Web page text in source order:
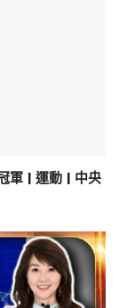
軍 | 運動 | 中央